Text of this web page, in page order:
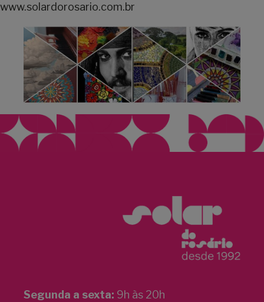
www.solardorosario.com.br
Segunda a sexta: 9h às 20h